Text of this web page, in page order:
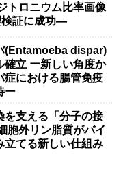
トロニウム比率画像
検証に成功―
(Entamoeba dispar)
確立 ー新しい角度か
症における腸管免疫
ー
を支える「分子の接
胞外リン脂質がバイ
立てる新しい仕組み